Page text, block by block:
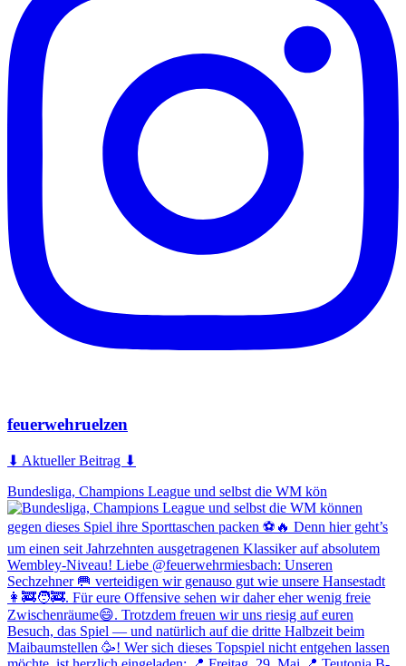
feuerwehruelzen
⬇ Aktueller Beitrag ⬇
Bundesliga, Champions League und selbst die WM kön